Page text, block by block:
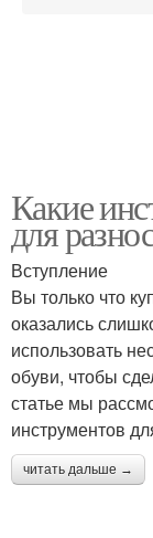
Какие
для
Вступление
Вы только что
оказались
использовать
обуви, чтобы
статье мы
инструментов
читать дальше →